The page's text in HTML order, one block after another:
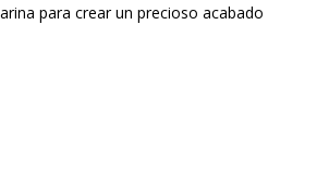
para crear un precioso acabado